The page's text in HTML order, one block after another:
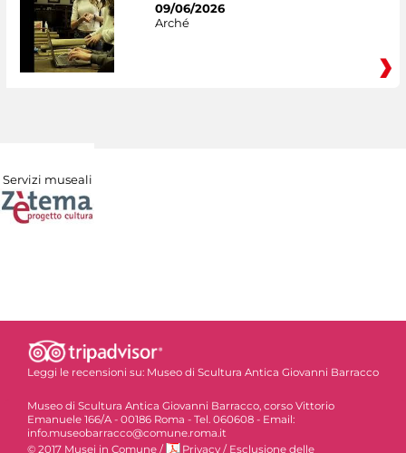
09/06/2026
Arché
Servizi museali
Leggi le recensioni su: Museo di Scultura Antica Giovanni Barracco
Museo di Scultura Antica Giovanni Barracco, corso Vittorio
Emanuele 166/A - 00186 Roma - Tel. 060608 - Email:
info.museobarracco@comune.roma.it
© 2017 Musei in Comune / Privacy / Esclusione delle